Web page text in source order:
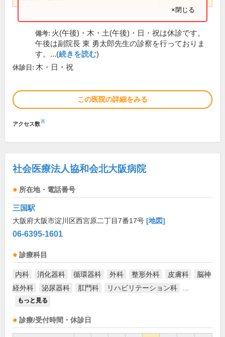
×閉じる
備考: 火(午後)・木・土(午後)・日・祝は休診です。
午後は副院長 東 勇太郎先生の診察を行っておりま
す。...(続きを読む)
休診日: 木・日・祝
この医院の詳細をみる
アクセス数※
社会医療法人協和会北大阪病院
所在地・電話番号
三国駅
大阪府大阪市淀川区西宮原二丁目7番17号 [地図]
06-6395-1601
診療科目
内科 消化器科 循環器科 外科 整形外科 皮膚科
脳神
経外科
泌尿器科 肛門科 リハビリテーション科
もっと見る
診療/受付時間・休診日